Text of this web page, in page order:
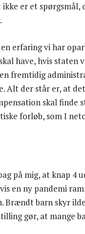
er et
erfaring vi har
have, hvis staten
fremtidig
Alt der står er, at
skal finde
forløb, som I
på mig, at knap 4
en ny pandemi
Brændt barn skyr
gør, at mange